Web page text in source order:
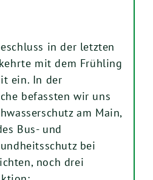
in der letzten
mit dem Frühling
ein. In der
befassten wir uns
am Main,
Bus- und
bei
noch drei